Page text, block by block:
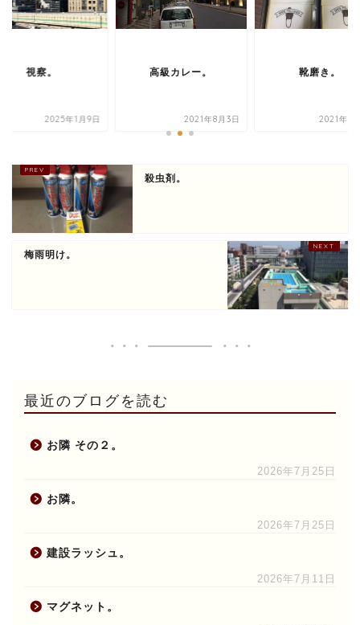
視察。
2025年1月9日
高級カレー。
2021年8月3日
靴磨き。
2021年7
殺虫剤。
梅雨明け。
最近のブログを読む
お隣 その２。
2026年7月25日
お隣。
2026年7月25日
建設ラッシュ。
2026年7月11日
マグネット。